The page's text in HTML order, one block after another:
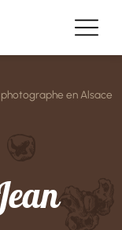
en Alsace
ean